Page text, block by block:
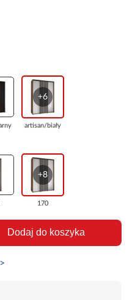
+6
artisan/biały
+8
170
Dodaj do koszyka